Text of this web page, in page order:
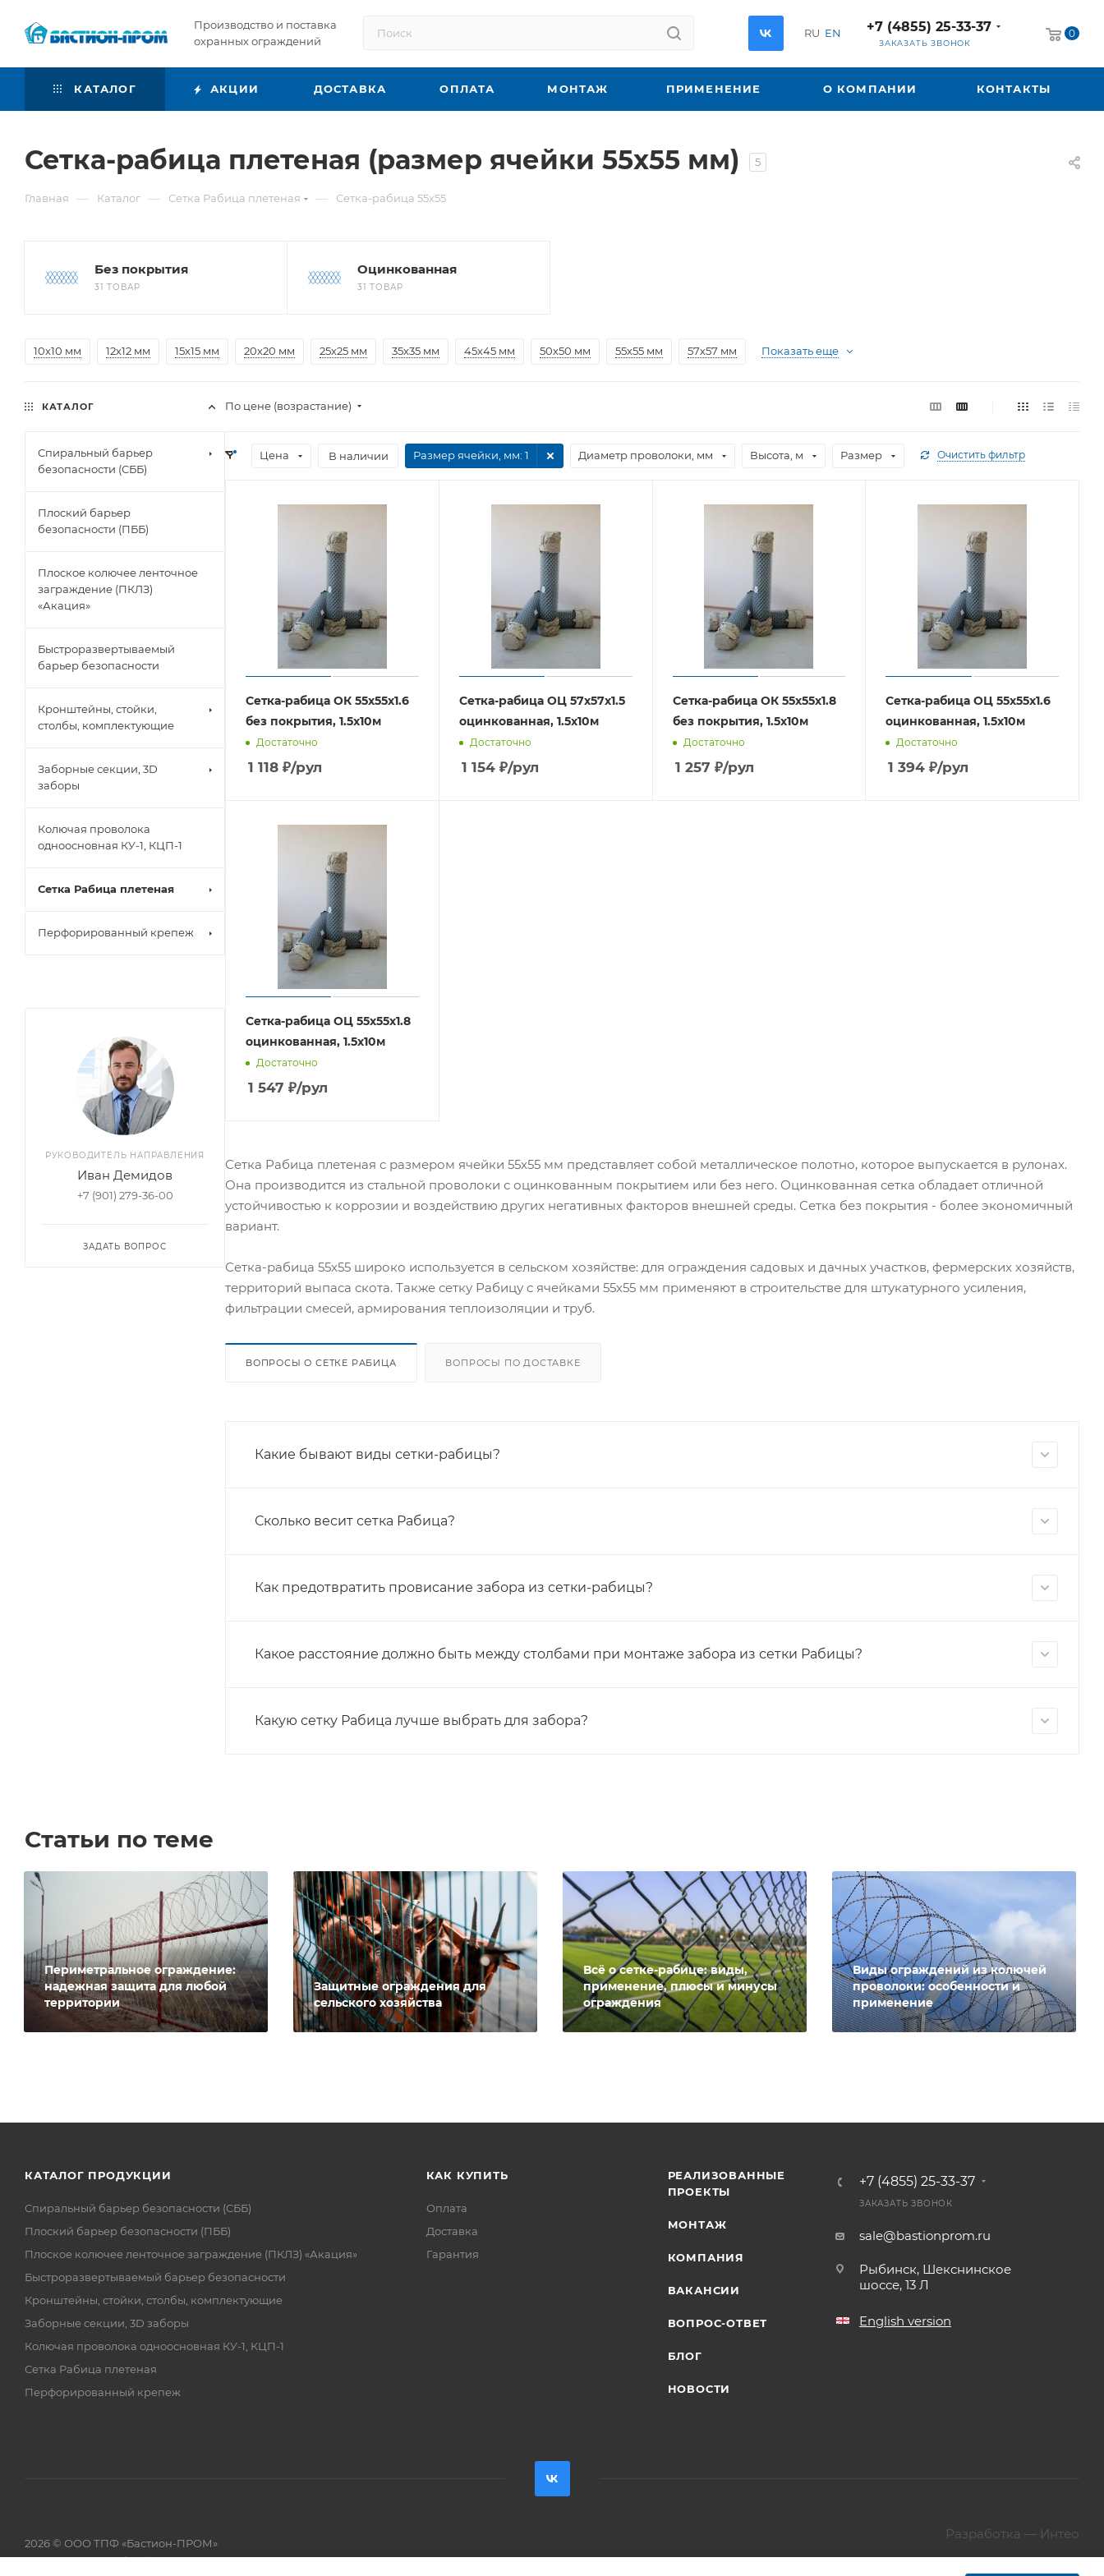
Производство и поставка
охранных ограждений
RU EN +7 (4855) 25-33-37
ЗАКАЗАТЬ ЗВОНОК
0
КАТАЛОГ АКЦИИ ДОСТАВКА ОПЛАТА МОНТАЖ ПРИМЕНЕНИЕ О КОМПАНИИ КОНТАКТЫ
Сетка-рабица плетеная (размер ячейки 55x55 мм) 5
Главная — Каталог — Сетка Рабица плетеная — Сетка-рабица 55x55
Без покрытия
31 ТОВАР
Оцинкованная
31 ТОВАР
10х10 мм 12х12 мм 15х15 мм 20х20 мм 25х25 мм 35х35 мм 45х45 мм 50х50 мм 55х55 мм 57х57 мм Показать еще
По цене (возрастание)
Цена В наличии Размер ячейки, мм: 1 Диаметр проволоки, мм Высота, м Размер Очистить фильтр
Сетка-рабица ОК 55х55х1.6
без покрытия, 1.5х10м
Достаточно
1 118 ₽/рул
Сетка-рабица ОЦ 57х57х1.5
оцинкованная, 1.5х10м
Достаточно
1 154₽/рул
Сетка-рабица ОК 55х55х1.8
без покрытия, 1.5х10м
Достаточно
1 257 ₽/рул
Сетка-рабица ОЦ 55х55х1.6
оцинкованная, 1.5х10м
Достаточно
1 394 ₽/рул
Сетка-рабица ОЦ 55х55х1.8
оцинкованная, 1.5х10м
Достаточно
1 547 ₽/рул
Сетка Рабица плетеная с размером ячейки 55х55 мм представляет собой металлическое полотно, которое выпускается в рулонах.
Она производится из стальной проволоки с оцинкованным покрытием или без него. Оцинкованная сетка обладает отличной
устойчивостью к коррозии и воздействию других негативных факторов внешней среды. Сетка без покрытия - более экономичный
вариант.
Сетка-рабица 55х55 широко используется в сельском хозяйстве: для ограждения садовых и дачных участков, фермерских хозяйств,
территорий выпаса скота. Также сетку Рабицу с ячейками 55х55 мм применяют в строительстве для штукатурного усиления,
фильтрации смесей, армирования теплоизоляции и труб.
ВОПРОСЫ О СЕТКЕ РАБИЦА ВОПРОСЫ ПО ДОСТАВКЕ
Какие бывают виды сетки-рабицы?
Сколько весит сетка Рабица?
Как предотвратить провисание забора из сетки-рабицы?
Какое расстояние должно быть между столбами при монтаже забора из сетки Рабицы?
Какую сетку Рабица лучше выбрать для забора?
КАТАЛОГ
Спиральный барьер
безопасности (СББ)
Плоский барьер
безопасности (ПББ)
Плоское колючее ленточное
заграждение (ПКЛЗ)
«Акация»
Быстроразвертываемый
барьер безопасности
Кронштейны, стойки,
столбы, комплектующие
Заборные секции, 3D
заборы
Колючая проволока
одноосновная КУ-1, КЦП-1
Сетка Рабица плетеная
Перфорированный крепеж
РУКОВОДИТЕЛЬ НАПРАВЛЕНИЯ
Иван Демидов
+7 (901) 279-36-00
ЗАДАТЬ ВОПРОС
Статьи по теме
Периметральное ограждение:
надежная защита для любой
территории
Защитные ограждения для
сельского хозяйства
Всё о сетке-рабице: виды,
применение, плюсы и минусы
ограждения
Виды ограждений из колючей
проволоки: особенности и
применение
КАТАЛОГ ПРОДУКЦИИ
Спиральный барьер безопасности (СББ)
Плоский барьер безопасности (ПББ)
Плоское колючее ленточное заграждение (ПКЛЗ) «Акация»
Быстроразвертываемый барьер безопасности
Кронштейны, стойки, столбы, комплектующие
Заборные секции, 3D заборы
Колючая проволока одноосновная КУ-1, КЦП-1
Сетка Рабица плетеная
Перфорированный крепеж
КАК КУПИТЬ
Оплата
Доставка
Гарантия
РЕАЛИЗОВАННЫЕ
ПРОЕКТЫ
МОНТАЖ
КОМПАНИЯ
ВАКАНСИИ
ВОПРОС-ОТВЕТ
БЛОГ
НОВОСТИ
+7 (4855) 25-33-37
ЗАКАЗАТЬ ЗВОНОК
sale@bastionprom.ru
Рыбинск, Шекснинское
шоссе, 13 Л
English version
Разработка — Интео
2026 © ООО ТПФ «Бастион-ПРОМ»
Соглашение на обработку персональных данных